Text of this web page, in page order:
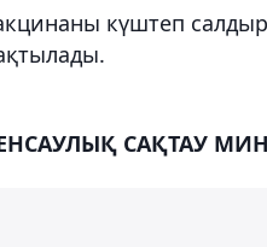
күштеп
САҚТАУ